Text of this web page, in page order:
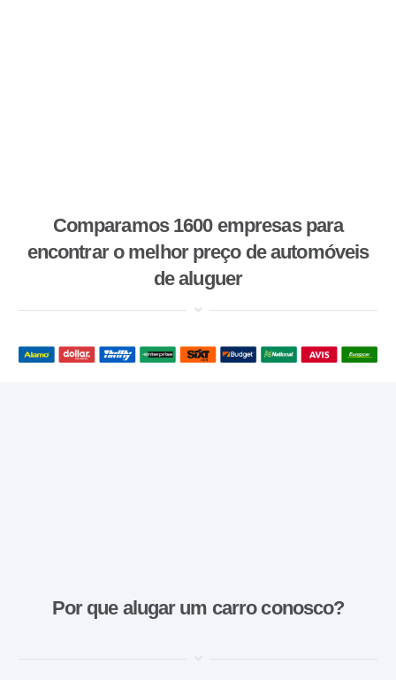
Comparamos 1600 empresas para
encontrar o melhor preço de automóveis
de aluguer
Por que alugar um carro conosco?